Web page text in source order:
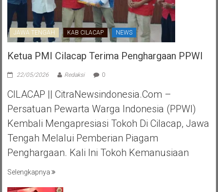
JAWA TENGAH KAB CILACAP NEWS
Ketua PMI Cilacap Terima Penghargaan PPWI
22/05/2026 Redaksi 0
CILACAP || CitraNewsindonesia.com –
Persatuan Pewarta Warga Indonesia (PPWI)
Kembali Mengapresiasi Tokoh Di Cilacap, Jawa
Tengah Melalui Pemberian Piagam
Penghargaan. Kali Ini Tokoh Kemanusiaan
Selengkapnya